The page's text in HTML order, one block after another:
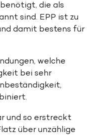
die als
sind. EPP ist zu
damit bestens für
welche
bei sehr
und so erstreckt
über unzählige